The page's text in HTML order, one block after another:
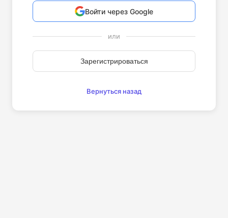
Войти через Google
или
Зарегистрироваться
Вернуться назад